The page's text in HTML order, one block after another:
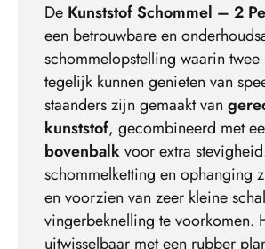
De Kunststof Schommel – 2
een betrouwbare en
schommelopstelling waarin twee
tegelijk kunnen genieten van
staanders zijn gemaakt van
kunststof, gecombineerd met
bovenbalkvoor extra
schommelketting en ophanging
en voorzien van zeer kleine
vingerbeknelling te voorkomen.
uitwisselbaar met een rubber